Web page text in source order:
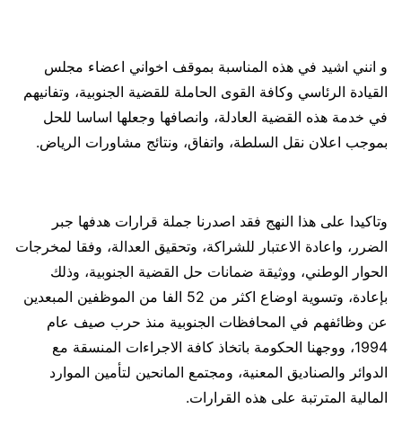
و انني اشيد في هذه المناسبة بموقف اخواني اعضاء مجلس
القيادة الرئاسي وكافة القوى الحاملة للقضية الجنوبية، وتفانيهم
في خدمة هذه القضية العادلة، وانصافها وجعلها اساسا للحل
بموجب اعلان نقل السلطة، واتفاق، ونتائج مشاورات الرياض.
وتاكيدا على هذا النهج فقد اصدرنا جملة قرارات هدفها جبر
الضرر، واعادة الاعتبار للشراكة، وتحقيق العدالة، وفقا لمخرجات
الحوار الوطني، ووثيقة ضمانات حل القضية الجنوبية، وذلك
بإعادة، وتسوية اوضاع اكثر من 52 الفا من الموظفين المبعدين
عن وظائفهم في المحافظات الجنوبية منذ حرب صيف عام
1994، ووجهنا الحكومة باتخاذ كافة الاجراءات المنسقة مع
الدوائر والصناديق المعنية، ومجتمع المانحين لتأمين الموارد
المالية المترتبة على هذه القرارات.